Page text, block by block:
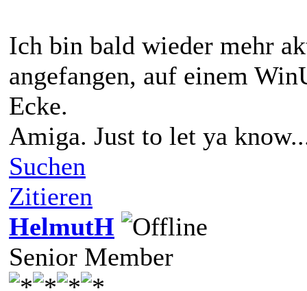
Ich bin bald wieder mehr
angefangen, auf einem
Ecke.
Amiga. Just to let ya
Suchen
Zitieren
HelmutH
Senior Member